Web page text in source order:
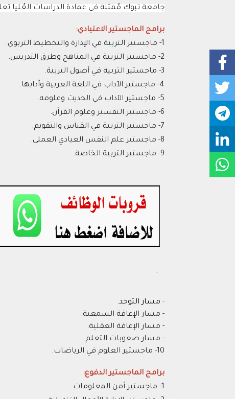
جامعة تبوك مُمثلة في عمادة الدراسات العُليا تعلن
برامج الماجستير الاعتيادي:
1- ماجستير التربية في الإدارة والتخطيط التربوي.
2- ماجستير التربية في المناهج وطرق التدريس.
3- ماجستير التربية في أصول التربية.
4- ماجستير الآداب في اللغة العربية وآدابها.
5- ماجستير الآداب في الحديث وعلومه.
6- ماجستير التفسير وعلوم القرآن.
7- ماجستير التربية في القياس والتقويم.
8- ماجستير علم النفس العيادي العملي.
9- ماجستير التربية الخاصة:
- ‏
- مسار التوحد.
- مسار الإعاقة السمعية.
- مسار الإعاقة العقلية.
- مسار صعوبات التعلم.
10- ماجستير العلوم في الرياضات.
برامج الماجستير الدفوع:
1- ماجستير أمن المعلومات.